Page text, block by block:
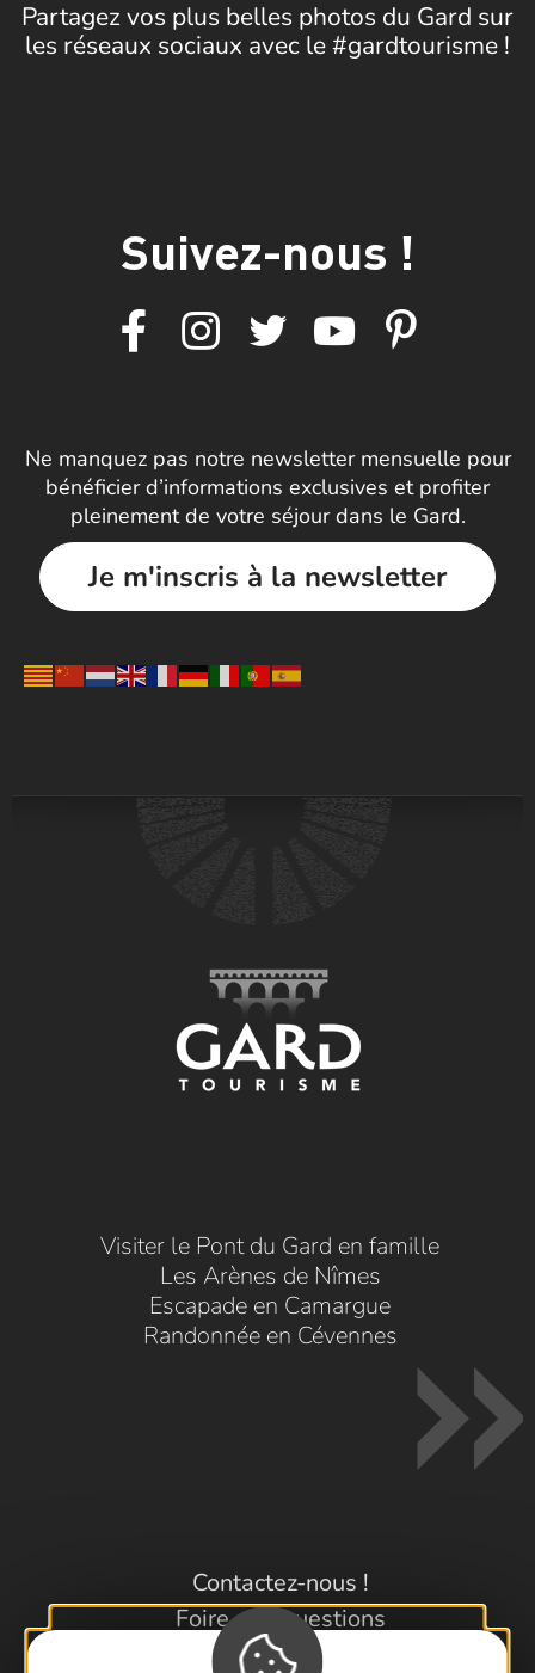
Partagez vos plus belles photos du Gard sur
les réseaux sociaux avec le #gardtourisme !
Suivez-nous !
Ne manquez pas notre newsletter mensuelle pour
bénéficier d’informations exclusives et profiter
pleinement de votre séjour dans le Gard.
Je m'inscris à la newsletter
Visiter le Pont du Gard en famille
Les Arènes de Nîmes
Escapade en Camargue
Randonnée en Cévennes
Contactez-nous !
Foire aux questions
Brochures